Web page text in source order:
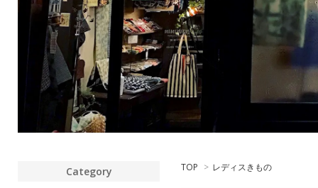
TOP > レディスきもの
Category